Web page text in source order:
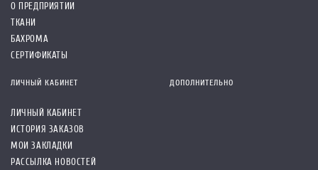
О ПРЕДПРИЯТИИ
ТКАНИ
БАХРОМА
СЕРТИФИКАТЫ
ЛИЧНЫЙ КАБИНЕТ
ЛИЧНЫЙ КАБИНЕТ
ИСТОРИЯ ЗАКАЗОВ
МОИ ЗАКЛАДКИ
РАССЫЛКА НОВОСТЕЙ
ДОПОЛНИТЕЛЬНО